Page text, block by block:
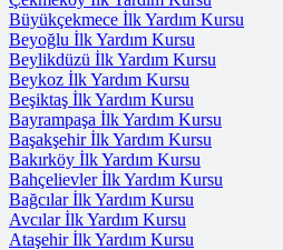
Büyükçekmece İlk Yardım Kursu
Beyoğlu İlk Yardım Kursu
Beylikdüzü İlk Yardım Kursu
Beykoz İlk Yardım Kursu
Beşiktaş İlk Yardım Kursu
Bayrampaşa İlk Yardım Kursu
Başakşehir İlk Yardım Kursu
Bakırköy İlk Yardım Kursu
Bahçelievler İlk Yardım Kursu
Bağcılar İlk Yardım Kursu
Avcılar İlk Yardım Kursu
Ataşehir İlk Yardım Kursu